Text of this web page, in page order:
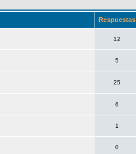
Respuestas
12
5
25
6
1
0